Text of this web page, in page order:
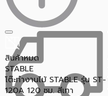
สินค้าหมด
STABLE
โต๊ะทำงานไม้ STABLE รุ่น ST-
120A 120 ซม. สีเทา